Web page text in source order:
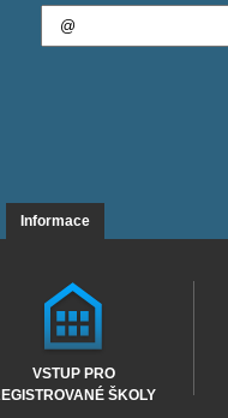
Informace
VSTUP PRO
ŠKOLY